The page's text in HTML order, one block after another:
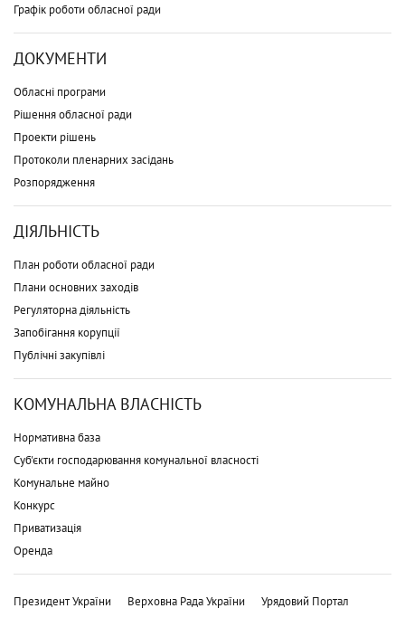
Графік роботи обласної ради
ДОКУМЕНТИ
Обласні програми
Рішення обласної ради
Проекти рішень
Протоколи пленарних засідань
Розпорядження
ДІЯЛЬНІСТЬ
План роботи обласної ради
Плани основних заходів
Регуляторна діяльність
Запобігання корупції
Публічні закупівлі
КОМУНАЛЬНА ВЛАСНІСТЬ
Нормативна база
Суб'єкти господарювання комунальної власності
Комунальне майно
Конкурс
Приватизація
Оренда
Президент України Верховна Рада України
Урядовий Портал